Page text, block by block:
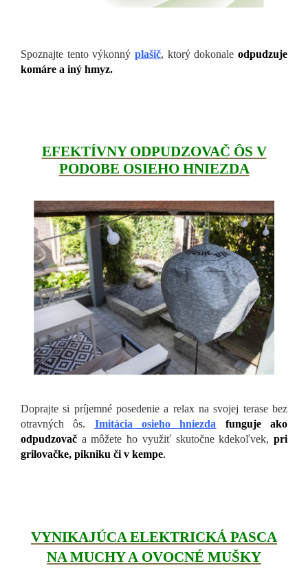
Spoznajte tento výkonný plašič, ktorý dokonale odpudzuje
komáre a iný hmyz.
EFEKTÍVNY ODPUDZOVAČ ÔS V
PODOBE OSIEHO HNIEZDA
Doprajte si príjemné posedenie a relax na svojej terase bez
otravných ôs. Imitácia osieho hniezda
funguje ako
odpudzovač a môžete ho využiť skutočne kdekoľvek, pri
grilovačke, pikniku či v kempe.
VYNIKAJÚCA ELEKTRICKÁ PASCA
NA MUCHY A OVOCNÉ MUŠKY